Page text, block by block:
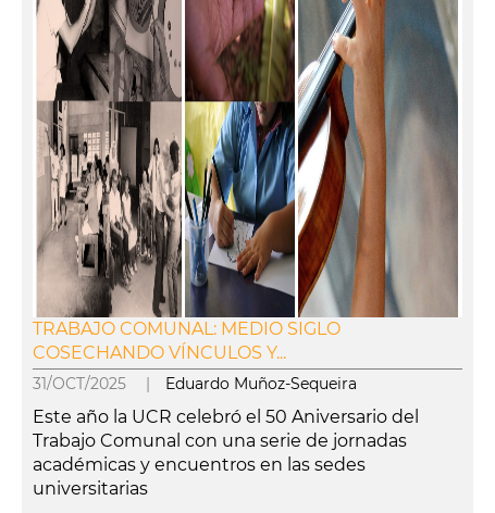
TRABAJO COMUNAL: MEDIO SIGLO
COSECHANDO VÍNCULOS Y...
31/OCT/2025 | Eduardo Muñoz-Sequeira
Este año la UCR celebró el 50 Aniversario del
Trabajo Comunal con una serie de jornadas
académicas y encuentros en las sedes
universitarias